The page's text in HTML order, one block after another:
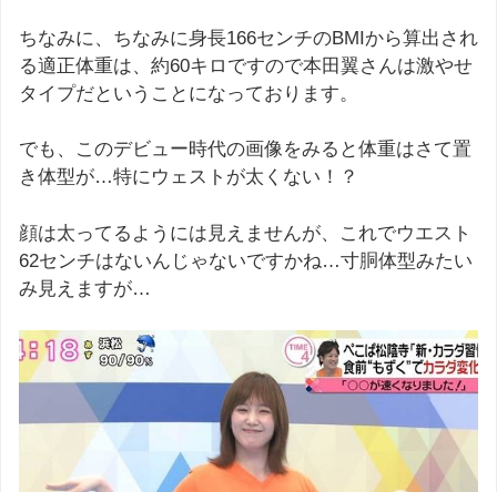
ちなみに、ちなみに身長166センチのBMIから算出され
る適正体重は、約60キロですので本田翼さんは激やせ
タイプだということになっております。
でも、このデビュー時代の画像をみると体重はさて置
き体型が…特にウェストが太くない！？
顔は太ってるようには見えませんが、これでウエスト
62センチはないんじゃないですかね…寸胴体型みたい
み見えますが…